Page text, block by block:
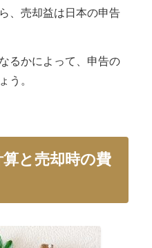
、売却益は日本の申告
るかによって、申告の
う。
と売却時の費